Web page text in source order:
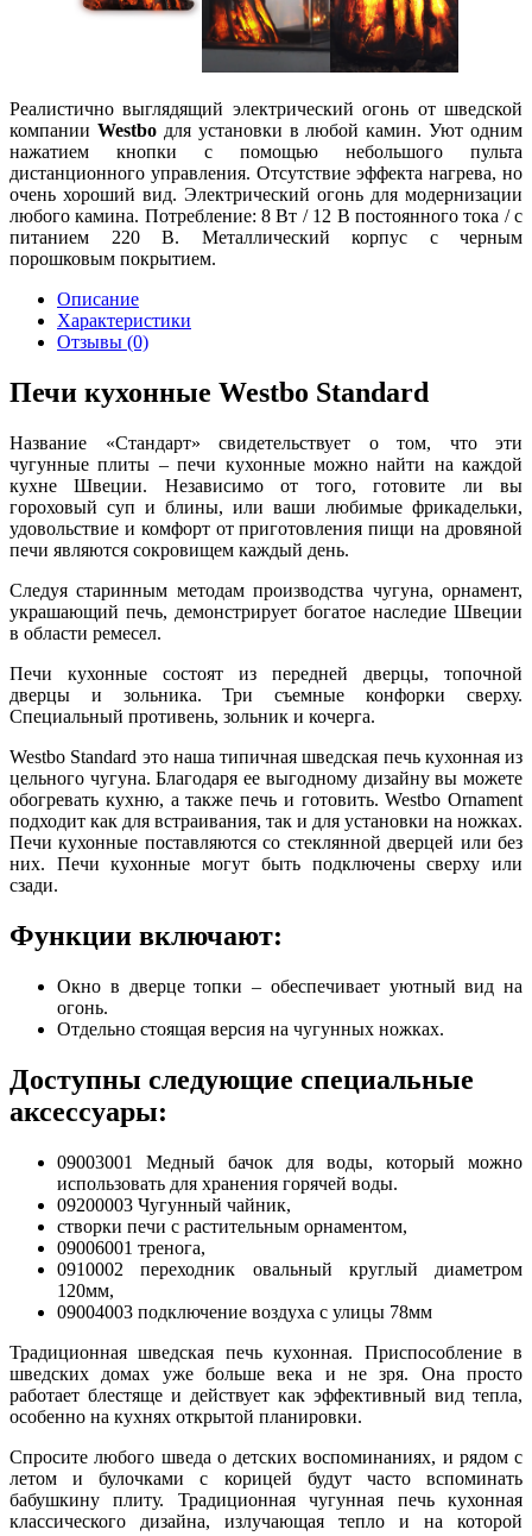
Реалистично выглядящий электрический огонь от шведской
компании Westbo для установки в любой камин. Уют одним
нажатием кнопки с помощью небольшого пульта
дистанционного управления. Отсутствие эффекта нагрева, но
очень хороший вид. Электрический огонь для модернизации
любого камина. Потребление: 8 Вт / 12 В постоянного тока / с
питанием 220 В. Металлический корпус с черным
порошковым покрытием.
Описание
Характеристики
Отзывы (0)
Печи кухонные Westbo Standard
Название «Стандарт» свидетельствует о том, что эти
чугунные плиты – печи кухонные можно найти на каждой
кухне Швеции. Независимо от того, готовите ли вы
гороховый суп и блины, или ваши любимые фрикадельки,
удовольствие и комфорт от приготовления пищи на дровяной
печи являются сокровищем каждый день.
Следуя старинным методам производства чугуна, орнамент,
украшающий печь, демонстрирует богатое наследие Швеции
в области ремесел.
Печи кухонные состоят из передней дверцы, топочной
дверцы и зольника. Три съемные конфорки сверху.
Специальный противень, зольник и кочерга.
Westbo Standard это наша типичная шведская печь кухонная из
цельного чугуна. Благодаря ее выгодному дизайну вы можете
обогревать кухню, а также печь и готовить. Westbo Ornament
подходит как для встраивания, так и для установки на ножках.
Печи кухонные поставляются со стеклянной дверцей или без
них. Печи кухонные могут быть подключены сверху или
сзади.
Функции включают:
Окно в дверце топки – обеспечивает уютный вид на
огонь.
Отдельно стоящая версия на чугунных ножках.
Доступны следующие специальные
аксессуары:
09003001 Медный бачок для воды, который можно
использовать для хранения горячей воды.
09200003 Чугунный чайник,
створки печи с растительным орнаментом,
09006001 тренога,
0910002 переходник овальный круглый диаметром
120мм,
09004003 подключение воздуха с улицы 78мм
Традиционная шведская печь кухонная. Приспособление в
шведских домах уже больше века и не зря. Она просто
работает блестяще и действует как эффективный вид тепла,
особенно на кухнях открытой планировки.
Спросите любого шведа о детских воспоминаниях, и рядом с
летом и булочками с корицей будут часто вспоминать
бабушкину плиту. Традиционная чугунная печь кухонная
классического дизайна, излучающая тепло и на которой